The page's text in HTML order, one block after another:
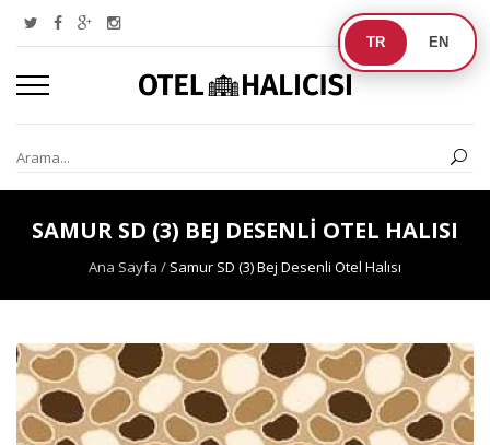
TR EN
SAMUR SD (3) BEJ DESENLI OTEL HALISI
Ana Sayfa / Samur SD (3) Bej Desenli Otel Halısı